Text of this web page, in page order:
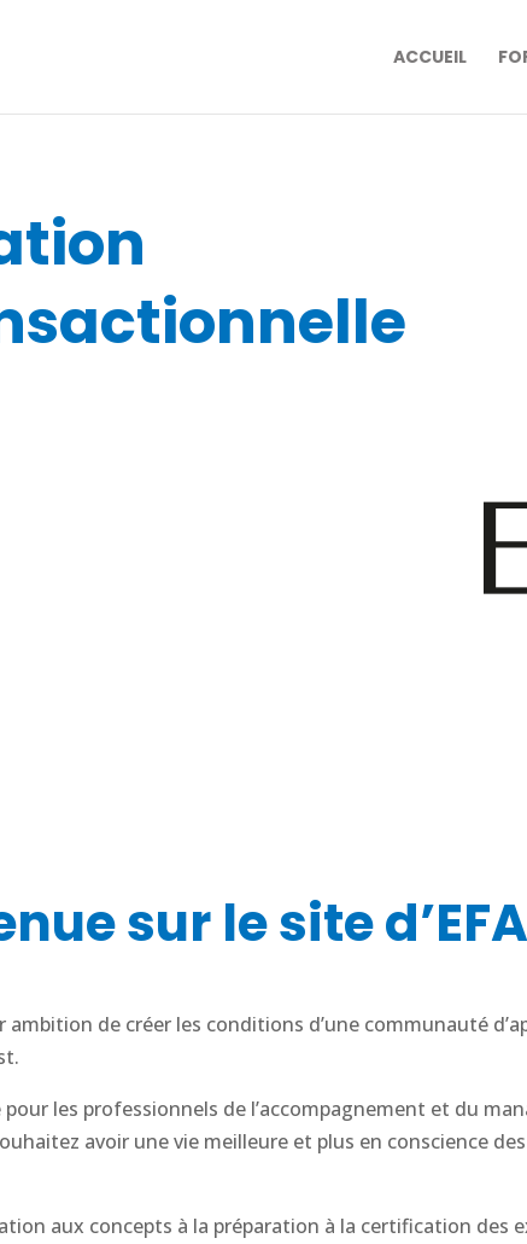
ACCUEIL
sur le site
ambition de créer les conditions d’une communauté
les professionnels de l’accompagnement et du
avoir une vie meilleure et plus en conscience
aux concepts à la préparation à la certification des